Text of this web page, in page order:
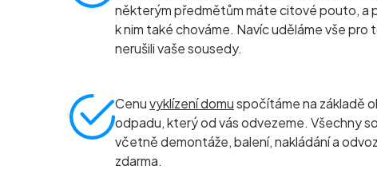
některým předmětům máte citové pouto, a
k nim také chováme. Navíc uděláme vše pro
nerušili vaše sousedy.
Cenuvyklízení domuspočítáme na základě
odpadu, který od vás odvezeme. Všechny
včetně demontáže, balení, nakládání a
zdarma.